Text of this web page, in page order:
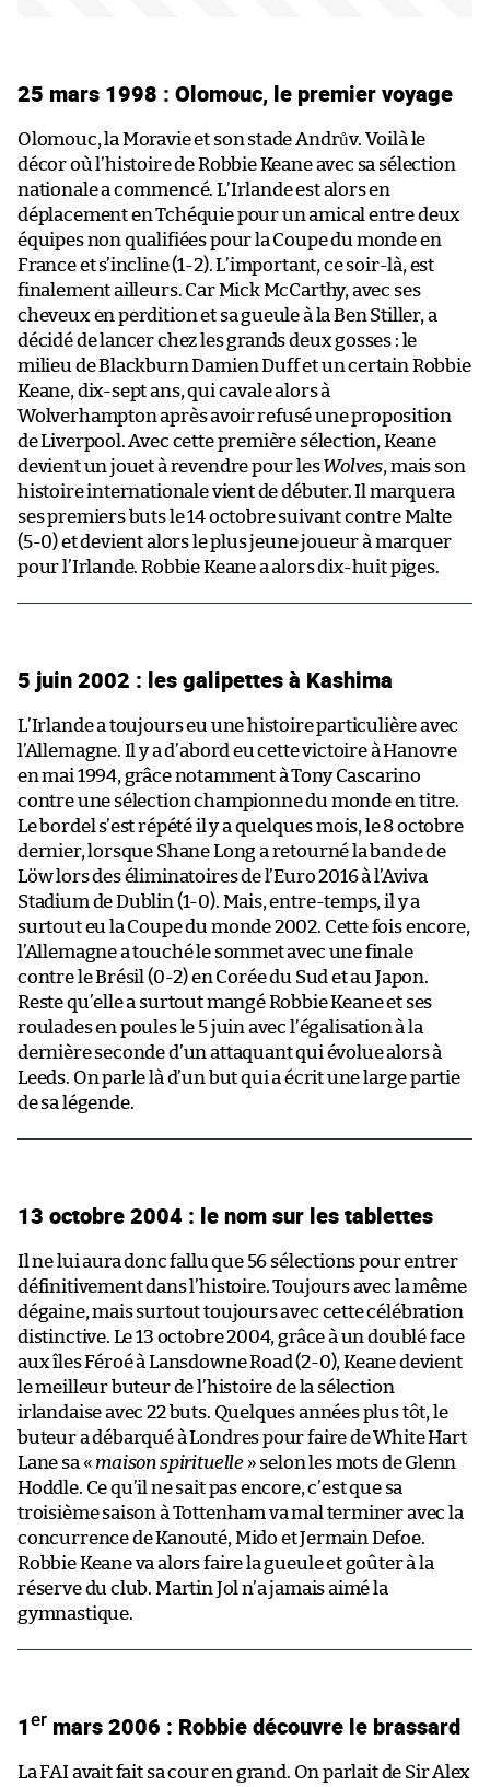
25 mars 1998 : Olomouc, le premier voyage
Olomouc, la Moravie et son stade Andrův. Voilà le
décor où l’histoire de Robbie Keane avec sa sélection
nationale a commencé. L’Irlande est alors en
déplacement en Tchéquie pour un amical entre deux
équipes non qualifiées pour la Coupe du monde en
France et s’incline (1-2). L’important, ce soir-là, est
finalement ailleurs. Car Mick McCarthy, avec ses
cheveux en perdition et sa gueule à la Ben Stiller, a
décidé de lancer chez les grands deux gosses : le
milieu de Blackburn Damien Duff et un certain Robbie
Keane, dix-sept ans, qui cavale alors à
Wolverhampton après avoir refusé une proposition
de Liverpool. Avec cette première sélection, Keane
devient un jouet à revendre pour lesWolves, mais son
histoire internationale vient de débuter. Il marquera
ses premiers buts le 14 octobre suivant contre Malte
(5-0) et devient alors le plus jeune joueur à marquer
pour l’Irlande. Robbie Keane a alors dix-huit piges.
5 juin 2002 : les galipettes à Kashima
L’Irlande a toujours eu une histoire particulière avec
l’Allemagne. Il y a d’abord eu cette victoire à Hanovre
en mai 1994, grâce notamment à Tony Cascarino
contre une sélection championne du monde en titre.
Le bordel s’est répété il y a quelques mois, le 8 octobre
dernier, lorsque Shane Long a retourné la bande de
Löw lors des éliminatoires de l’Euro 2016 à l’Aviva
Stadium de Dublin (1-0). Mais, entre-temps, il y a
surtout eu la Coupe du monde 2002. Cette fois encore,
l’Allemagne a touché le sommet avec une finale
contre le Brésil (0-2) en Corée du Sud et au Japon.
Reste qu’elle a surtout mangé Robbie Keane et ses
roulades en poules le 5 juin avec l’égalisation à la
dernière seconde d’un attaquant qui évolue alors à
Leeds. On parle là d’un but qui a écrit une large partie
de sa légende.
13 octobre 2004 : le nom sur les tablettes
Il ne lui aura donc fallu que 56 sélections pour entrer
définitivement dans l’histoire. Toujours avec la même
dégaine, mais surtout toujours avec cette célébration
distinctive. Le 13 octobre 2004, grâce à un doublé face
aux îles Féroé à Lansdowne Road (2-0), Keane devient
le meilleur buteur de l’histoire de la sélection
irlandaise avec 22 buts. Quelques années plus tôt, le
buteur a débarqué à Londres pour faire de White Hart
Lane sa « maison spirituelle» selon les mots de Glenn
Hoddle. Ce qu’il ne sait pas encore, c’est que sa
troisième saison à Tottenham va mal terminer avec la
concurrence de Kanouté, Mido et Jermain Defoe.
Robbie Keane va alors faire la gueule et goûter à la
réserve du club. Martin Jol n’a jamais aimé la
gymnastique.
1er mars 2006 : Robbie découvre le brassard
La FAI avait fait sa cour en grand. On parlait de Sir Alex